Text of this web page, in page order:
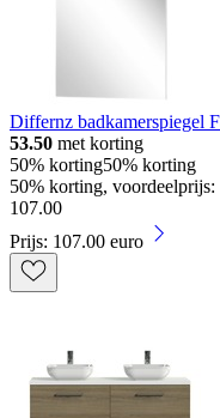
Differnz badkamerspiegel
53.50 met korting
50% korting50% korting
50% korting,
107.00
Prijs: 107.00 euro